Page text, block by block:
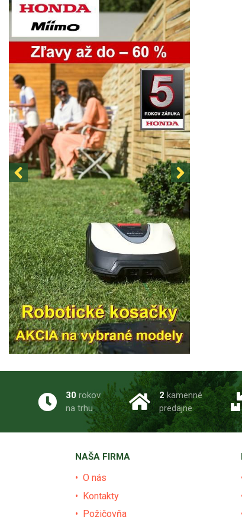
30 rokov
na trhu
2 kamenné
predajne
NAŠA FIRMA
O nás
Kontakty
Požičovňa